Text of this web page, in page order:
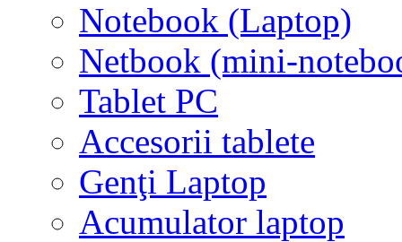
Notebook (Laptop)
Netbook (mini-
Tablet PC
Accesorii tablete
Genţi Laptop
Acumulator laptop